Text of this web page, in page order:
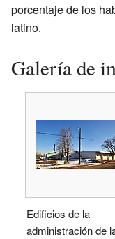
porcentaje de los
latino.
Galería de
Edificios de la
administración de